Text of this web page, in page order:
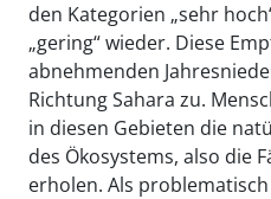
den Kategorien „sehr
„gering“ wieder. Diese
abnehmenden
Richtung Sahara zu.
in diesen Gebieten die
des Ökosystems, also die
erholen. Als